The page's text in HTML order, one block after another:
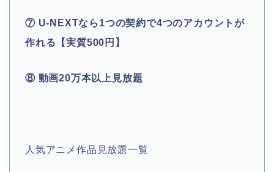
⑦ U-NEXTなら1つの契約で4つのアカウントが
作れる【実質500円】
⑧ 動画20万本以上見放題
人気アニメ作品見放題一覧